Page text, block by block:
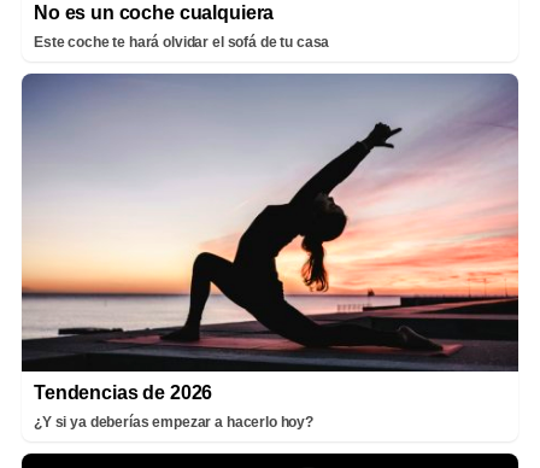
No es un coche cualquiera
Este coche te hará olvidar el sofá de tu casa
Tendencias de 2026
¿Y si ya deberías empezar a hacerlo hoy?